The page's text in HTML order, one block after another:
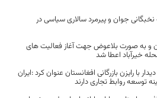
جوان و پیرمرد سالاری سیاسی در
میلیون تومان و به صورت بلاعوض جهت آغاز فعالیت های
با رایزن بازرگانی افغانستان عنوان کرد :ایران
توسعه روابط تجاری دارند